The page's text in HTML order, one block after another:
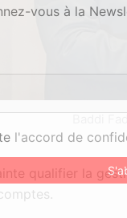
qualifier la
vous à la
l'accord de